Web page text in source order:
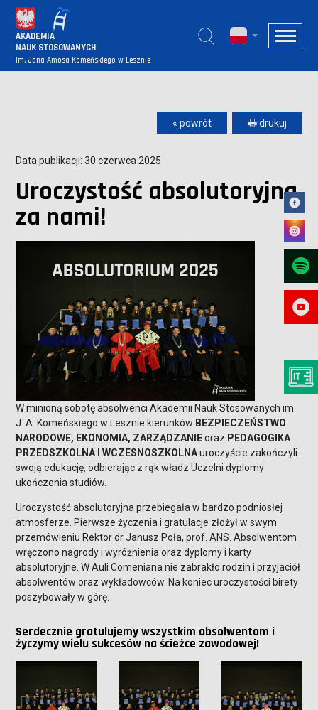
AKADEMIA
NAUK STOSOWANYCH
im. Jana Amosa Komeńskiego w Lesznie
« powrót 🖶 drukuj
Data publikacji: 30 czerwca 2025
Uroczystość absolutoryjna
za nami!
W minioną sobotę absolwenci Akademii Nauk Stosowanych im.
J. A. Komeńskiego w Lesznie kierunków BEZPIECZEŃSTWO
NARODOWE, EKONOMIA, ZARZĄDZANIEoraz PEDAGOGIKA
PRZEDSZKOLNA I WCZESNOSZKOLNAuroczyście zakończyli
swoją edukację, odbierając z rąk władz Uczelni dyplomy
ukończenia studiów.
Uroczystość absolutoryjna przebiegała w bardzo podniosłej
atmosferze. Pierwsze życzenia i gratulacje złożył w swym
przemówieniu Rektor dr Janusz Poła, prof. ANS. Absolwentom
wręczono nagrody i wyróżnienia oraz dyplomy i karty
absolutoryjne. W Auli Comeniana nie zabrakło rodzin i przyjaciół
absolwentów oraz wykładowców. Na koniec uroczystości birety
poszybowały w górę.
Serdecznie gratulujemy wszystkim absolwentom i
życzymy wielu sukcesów na ścieżce zawodowej!